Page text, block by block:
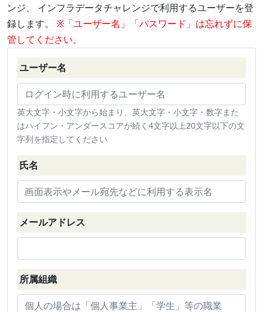
ンジ、 インフラデータチャレンジで利用するユーザーを登
録します。 ※「ユーザー名」「パスワード」は忘れずに保
管してください。
ユーザー名
英大文字・小文字から始まり、英大文字・小文字・数字また
はハイフン・アンダースコアが続く4文字以上20文字以下の文
字列を指定してください
氏名
メールアドレス
所属組織